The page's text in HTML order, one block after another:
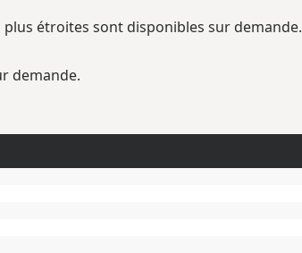
étroites sont disponibles sur demande.
demande.